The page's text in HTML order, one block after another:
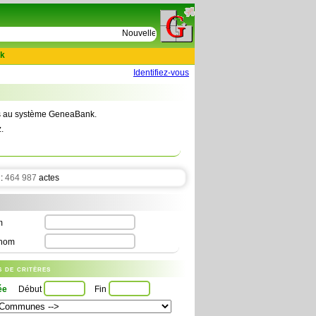
Nouvelles tables : 664 actes de D Le Cercueil
Identifiez-vous
au système GeneaBank.
464 987 actes
de critères
Début Fin